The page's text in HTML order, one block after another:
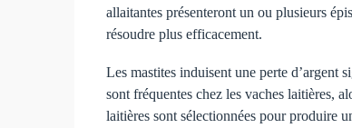
allaitantes présenteront un ou plusieurs
résoudre plus efficacement.
Les mastites induisent une perte d’argent
sont fréquentes chez les vaches laitières,
laitières sont sélectionnées pour produire